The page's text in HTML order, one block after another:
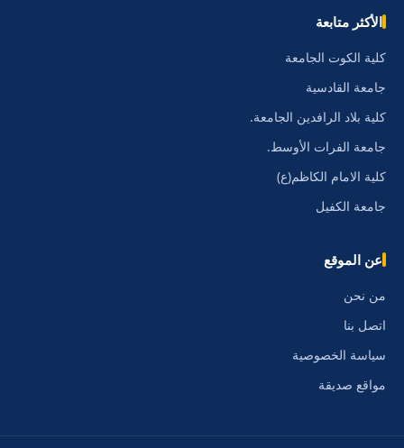
الأكثر متابعة
كلية الكوت الجامعة
جامعة القادسية
كلية بلاد الرافدين الجامعة.
جامعة الفرات الأوسط.
كلية الامام الكاظم(ع)
جامعة الكفيل
عن الموقع
من نحن
اتصل بنا
سياسة الخصوصية
مواقع صديقة